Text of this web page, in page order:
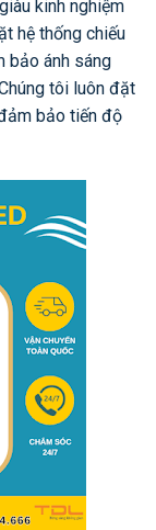
kinh nghiệm
hệ thống chiếu
bảo ánh sáng
tôi luôn đặt
bảo tiến độ